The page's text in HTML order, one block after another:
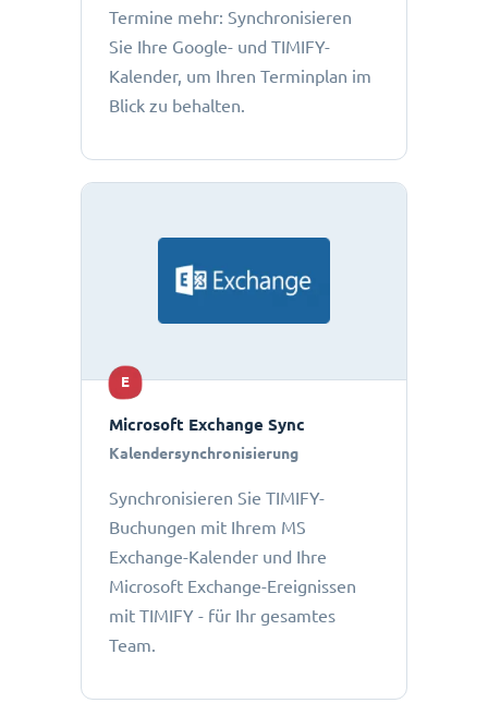
Termine mehr: Synchronisieren
Sie Ihre Google- und TIMIFY-
Kalender, um Ihren Terminplan im
Blick zu behalten.
E
Microsoft Exchange Sync
Kalendersynchronisierung
Synchronisieren Sie TIMIFY-
Buchungen mit Ihrem MS
Exchange-Kalender und Ihre
Microsoft Exchange-Ereignissen
mit TIMIFY - für Ihr gesamtes
Team.